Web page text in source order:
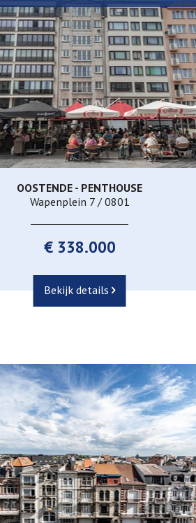
70 m² 1
OOSTENDE - PENTHOUSE
Wapenplein 7 / 0801
€ 338.000
Bekijk details